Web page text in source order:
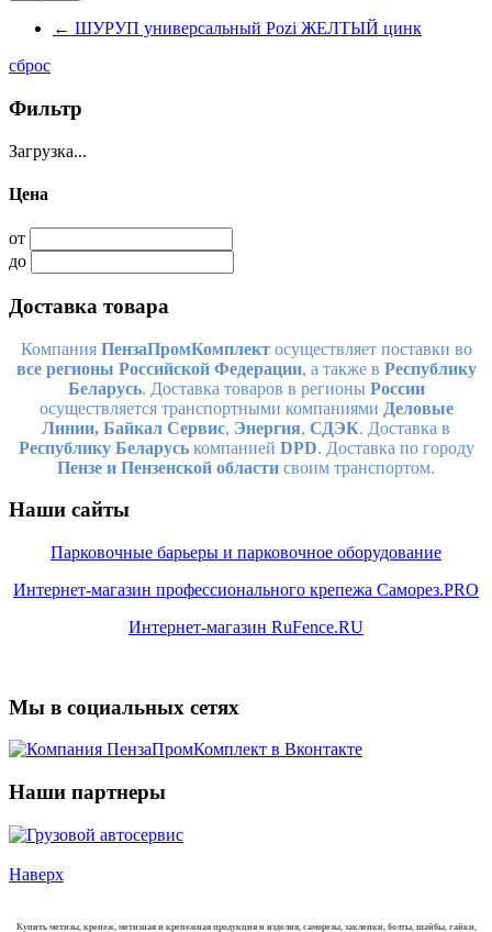
← ШУРУП универсальный Pozi ЖЕЛТЫЙ цинк
сброс
Фильтр
Загрузка...
Цена
от
до
Доставка товара
Компания ПензаПромКомплектосуществляет поставки во
все регионы Российской Федерации, а также в Республику
Беларусь. Доставка товаров в регионы России
осуществляется транспортными компаниями Деловые
Линии, Байкал Сервис, Энергия, СДЭК. Доставка в
Республику Беларуськомпанией DPD. Доставка по городу
Пензе и Пензенской области своим транспортом.
Наши сайты
Парковочные барьеры и парковочное оборудование
Интернет-магазин профессионального крепежа Саморез.PRO
Интернет-магазин RuFence.RU
Мы в социальных сетях
Наши партнеры
Наверх
Купить метизы, крепеж, метизная и крепежная продукция и изделия, саморезы, заклепки, болты, шайбы, гайки,